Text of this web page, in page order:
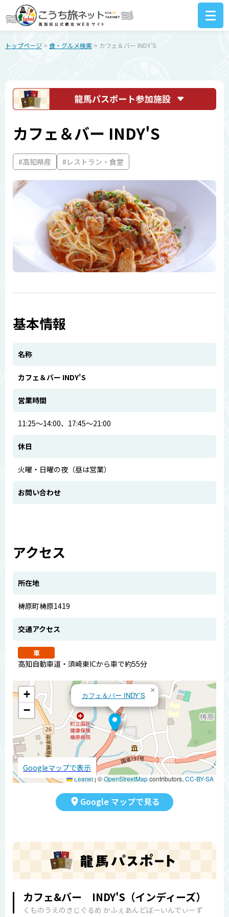
トップページ > 食・グルメ検索 > カフェ＆バー INDY'S
カフェ＆バー INDY'S
#高知県産 #レストラン・食堂
基本情報
名称
カフェ＆バー INDY'S
営業時間
11:25～14:00、17:45～21:00
休日
火曜・日曜の夜（昼は営業）
お問い合わせ
アクセス
所在地
梼原町梼原1419
交通アクセス
車
高知自動車道・須崎東ICから車で約55分
カフェ＆バー INDY’S
×
+
−
Leaflet | ©OpenStreetMapcontributors, CC-BY-SA
Googleマップで表示
Google マップで見る
カフェ&バー INDY'S（インディーズ）
くものうえのきじぐるめ かふぇあんどばーいんでぃーず